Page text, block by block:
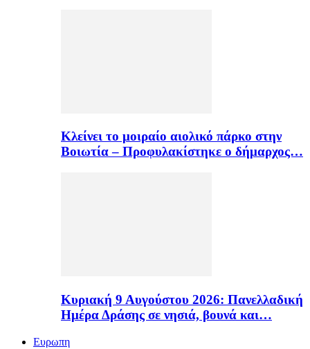
Κλείνει το μοιραίο αιολικό πάρκο στην
Βοιωτία – Προφυλακίστηκε ο δήμαρχος…
Κυριακή 9 Αυγούστου 2026: Πανελλαδική
Ημέρα Δράσης σε νησιά, βουνά και…
Ευρωπη